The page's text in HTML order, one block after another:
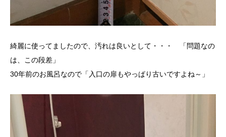
綺麗に使ってましたので、汚れは良いとして・・・ 「問題なの
は、この段差」
30年前のお風呂なので「入口の扉もやっぱり古いですよね～」